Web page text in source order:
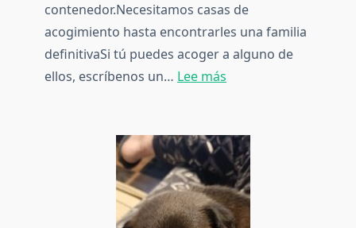
contenedor.Necesitamos casas de
acogimiento hasta encontrarles una familia
definitivaSi tú puedes acoger a alguno de
ellos, escríbenos un… Lee más